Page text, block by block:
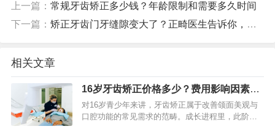
上一篇： 常规牙齿矫正多少钱？年龄限制和需要多久时间
下一篇： 矫正牙齿门牙缝隙变大了？正畸医生告诉你，这是正常现象
相关文章
16岁牙齿矫正价格多少？费用影响因素全
解析
对16岁青少年来讲，牙齿矫正属于改善颌面美观与
口腔功能的常见需求的范畴。成长进程里，此阶段